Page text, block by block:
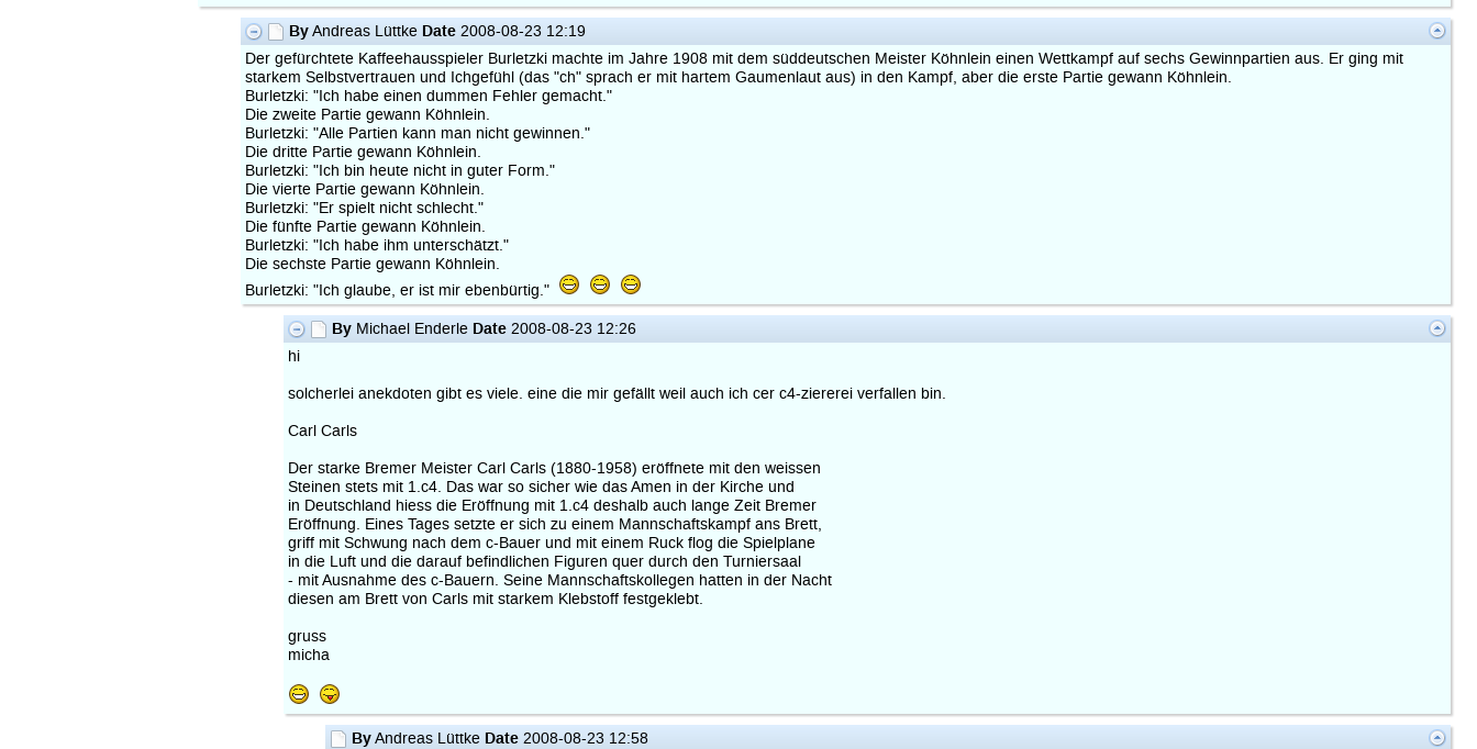
ByAndreas Lüttke Date2008-08-23 12:19
Der gefürchtete Kaffeehausspieler Burletzki machte im Jahre 1908 mit dem süddeutschen Meister Köhnlein einen Wettkampf auf sechs Gewinnpartien aus. Er ging mit
starkem Selbstvertrauen und Ichgefühl (das "ch" sprach er mit hartem Gaumenlaut aus) in den Kampf, aber die erste Partie gewann Köhnlein.
Burletzki: "Ich habe einen dummen Fehler gemacht."
Die zweite Partie gewann Köhnlein.
Burletzki: "Alle Partien kann man nicht gewinnen."
Die dritte Partie gewann Köhnlein.
Burletzki: "Ich bin heute nicht in guter Form."
Die vierte Partie gewann Köhnlein.
Burletzki: "Er spielt nicht schlecht."
Die fünfte Partie gewann Köhnlein.
Burletzki: "Ich habe ihm unterschätzt."
Die sechste Partie gewann Köhnlein.
Burletzki: "Ich glaube, er ist mir ebenbürtig."
ByMichael Enderle Date2008-08-23 12:26
hi
solcherlei anekdoten gibt es viele. eine die mir gefällt weil auch ich cer c4-ziererei verfallen bin.
Carl Carls
Der starke Bremer Meister Carl Carls (1880-1958) eröffnete mit den weissen
Steinen stets mit 1.c4. Das war so sicher wie das Amen in der Kirche und
in Deutschland hiess die Eröffnung mit 1.c4 deshalb auch lange Zeit Bremer
Eröffnung. Eines Tages setzte er sich zu einem Mannschaftskampf ans Brett,
griff mit Schwung nach dem c-Bauer und mit einem Ruck flog die Spielplane
in die Luft und die darauf befindlichen Figuren quer durch den Turniersaal
- mit Ausnahme des c-Bauern. Seine Mannschaftskollegen hatten in der Nacht
diesen am Brett von Carls mit starkem Klebstoff festgeklebt.
gruss
micha
ByAndreas Lüttke Date 2008-08-23 12:58